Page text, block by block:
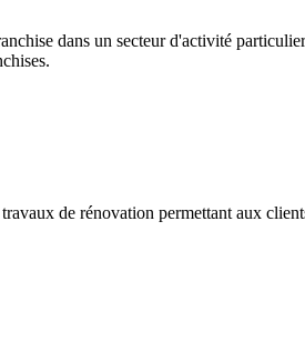
dans un secteur d'activité
de rénovation permettant aux